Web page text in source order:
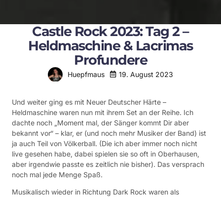
Castle Rock 2023: Tag 2 –
Heldmaschine & Lacrimas
Profundere
Huepfmaus 19. August 2023
Und weiter ging es mit Neuer Deutscher Härte –
Heldmaschine waren nun mit ihrem Set an der Reihe. Ich
dachte noch „Moment mal, der Sänger kommt Dir aber
bekannt vor“ – klar, er (und noch mehr Musiker der Band) ist
ja auch Teil von Völkerball. (Die ich aber immer noch nicht
live gesehen habe, dabei spielen sie so oft in Oberhausen,
aber irgendwie passte es zeitlich nie bisher). Das versprach
noch mal jede Menge Spaß.
Musikalisch wieder in Richtung Dark Rock waren als